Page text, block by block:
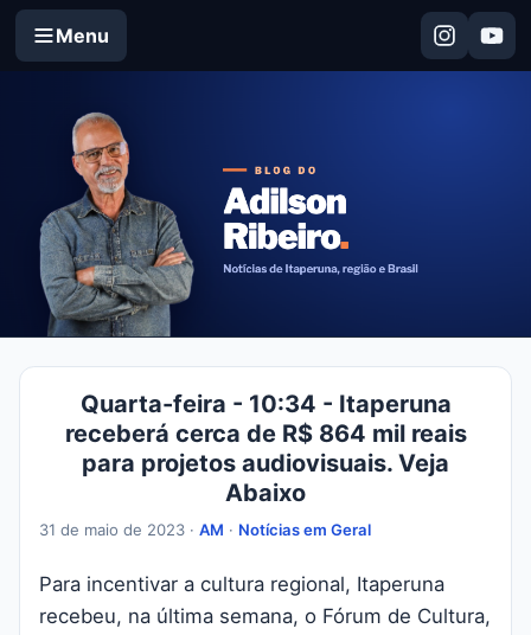
Menu
Quarta-feira - 10:34 - Itaperuna
receberá cerca de R$ 864 mil reais
para projetos audiovisuais. Veja
Abaixo
31 de maio de 2023 · AM · Notícias em Geral
Para incentivar a cultura regional, Itaperuna
recebeu, na última semana, o Fórum de Cultura,